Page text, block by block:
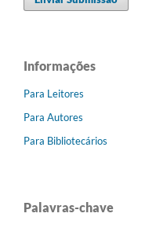
Informações
Para Leitores
Para Autores
Para Bibliotecários
Palavras-chave